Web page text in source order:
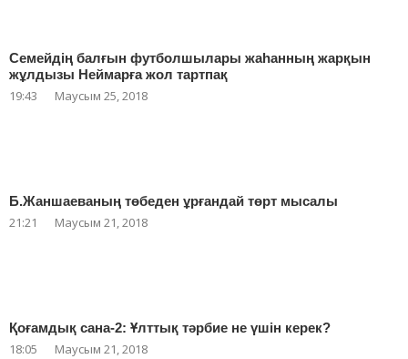
Семейдің балғын футболшылары жаһанның жарқын
жұлдызы Неймарға жол тартпақ
19:43 Маусым 25, 2018
Б.Жаншаеваның төбеден ұрғандай төрт мысалы
21:21 Маусым 21, 2018
Қоғамдық сана-2: Ұлттық тәрбие не үшін керек?
18:05 Маусым 21, 2018